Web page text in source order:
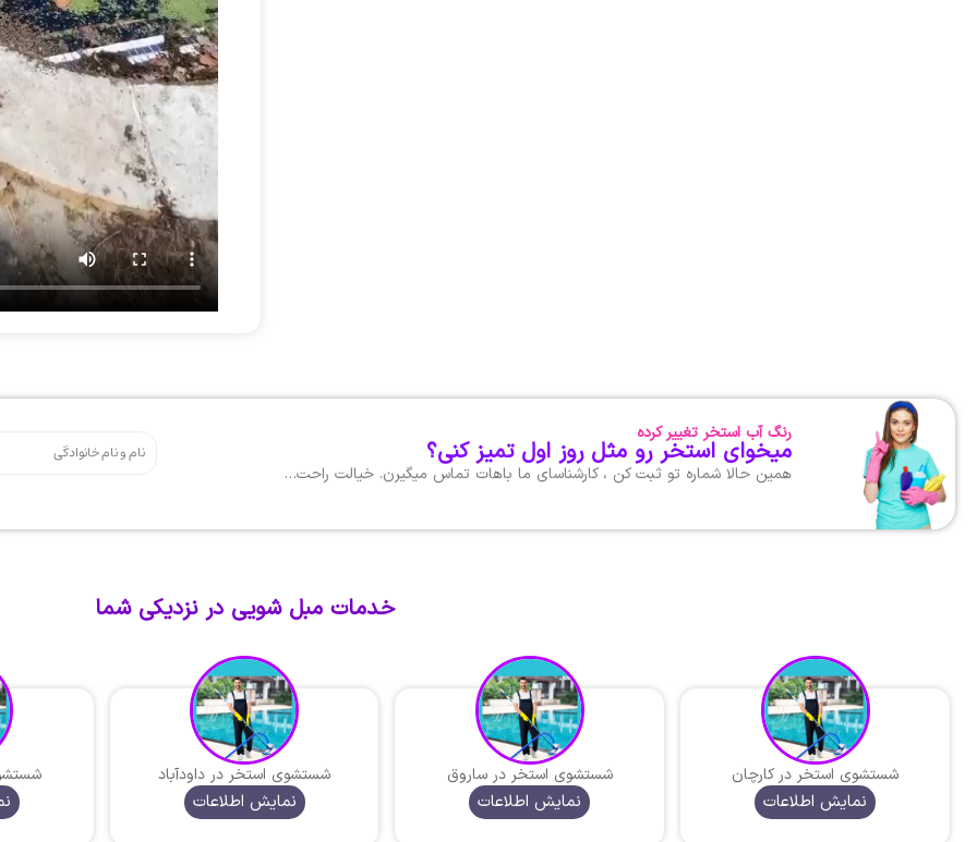
رنگ آب استخر تغییر کرده
میخوای استخر رو مثل روز اول تمیز کنی؟
همین حالا شماره تو ثبت کن ، کارشناسای ما باهات تماس میگیرن. خیالت راحت…
خدمات مبل شویی در نزدیکی شما
شستشوی استخر در کارچان
نمایش اطلاعات
شستشوی استخر در ساروق
نمایش اطلاعات
شستشوی استخر در داودآباد
نمایش اطلاعات